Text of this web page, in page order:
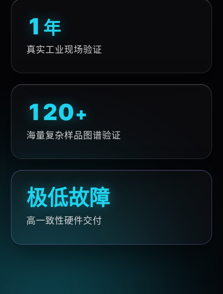
1 年
真实工业现场验证
176+
海量复杂样品图谱验证
极低故障
高一致性硬件交付